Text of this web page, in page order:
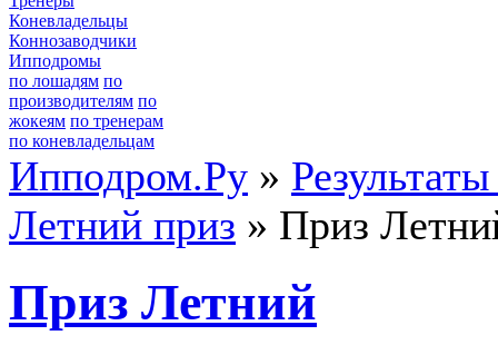
Коневладельцы
Коннозаводчики
Ипподромы
по лошадям по
производителям по
жокеям по тренерам
по коневладельцам
Ипподром.Ру »
Летний приз » Приз
Приз Летний